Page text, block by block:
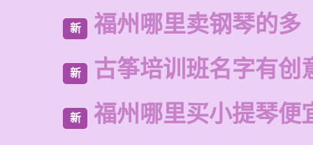
新 福州哪里卖钢琴的多
新 古筝培训班名字有创
新 福州哪里买小提琴便